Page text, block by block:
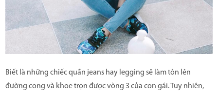
Biết là những chiếc quần jeans hay legging sẽ làm tôn lên
đường cong và khoe trọn được vòng 3 của con gái. Tuy nhiên,